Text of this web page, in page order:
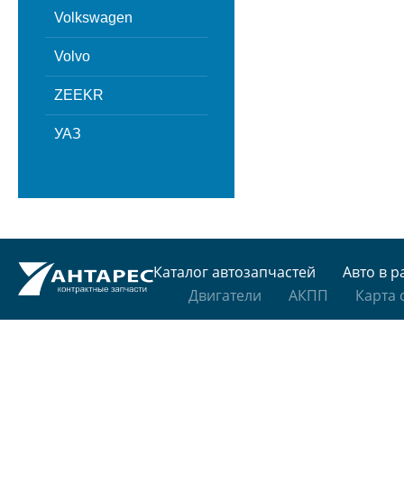
Volkswagen
Volvo
ZEEKR
УАЗ
Каталог автозапчастей
Авто в
Двигатели
АКПП Карта